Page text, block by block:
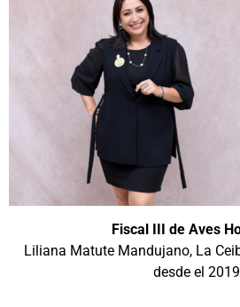
Fiscal III de Aves
Liliana Matute Mandujano, La
desde el